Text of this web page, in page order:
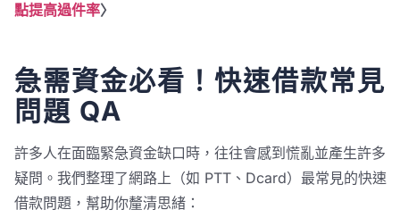
點提高過件率〉
急需資金必看！快速借款常見
問題 QA
許多人在面臨緊急資金缺口時，往往會感到慌亂並產生許多
疑問。我們整理了網路上（如 PTT、Dcard）最常見的快速
借款問題，幫助你釐清思緒：